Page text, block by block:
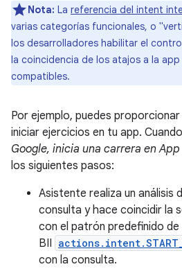
Nota: La referencia del intent
varias categorías funcionales, o
los desarrolladores habilitar el
la coincidencia de los atajos a la
compatibles.
Por ejemplo, puedes
iniciar ejercicios en tu app.
Google, inicia una carrera en
los siguientes pasos:
Asistente realiza un análisis
consulta y hace coincidir la
con el patrón predefinido de
BII
con la consulta.